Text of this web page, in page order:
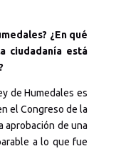
¿En qué
ciudadanía está
de Humedales es
el Congreso de la
aprobación de una
a lo que fue